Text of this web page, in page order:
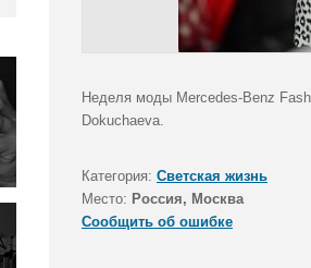
Неделя моды Mercedes-Benz
Dokuchaeva.
Категория: Светская жизнь
Место: Россия, Москва
Сообщить об ошибке